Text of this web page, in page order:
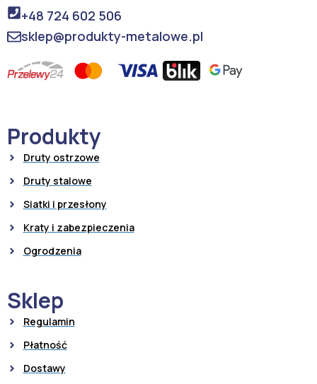
+48 724 602 506
sklep@produkty-metalowe.pl
Produkty
Druty ostrzowe
Druty stalowe
Siatki i przesłony
Kraty i zabezpieczenia
Ogrodzenia
Sklep
Regulamin
Płatność
Dostawy